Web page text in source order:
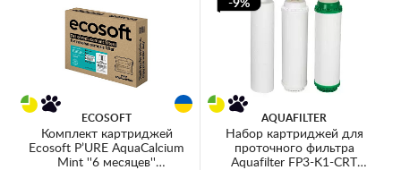
ECOSOFT
Комплект картриджей
Ecosoft P’URE AquaCalcium
Mint ''6 месяцев''
-9%
AQUAFILTER
Набор картриджей для
проточного фильтра
Aquafilter FP3-K1-CRT